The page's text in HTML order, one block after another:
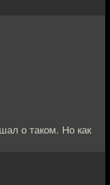
о таком. Но как